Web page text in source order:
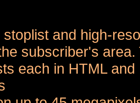
and high-
subscriber's
each in HTML